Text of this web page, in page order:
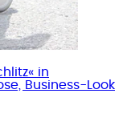
in
Business-Look